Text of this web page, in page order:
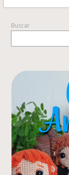
Buscar